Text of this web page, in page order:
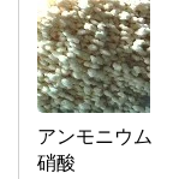
アンモニウム
硝酸